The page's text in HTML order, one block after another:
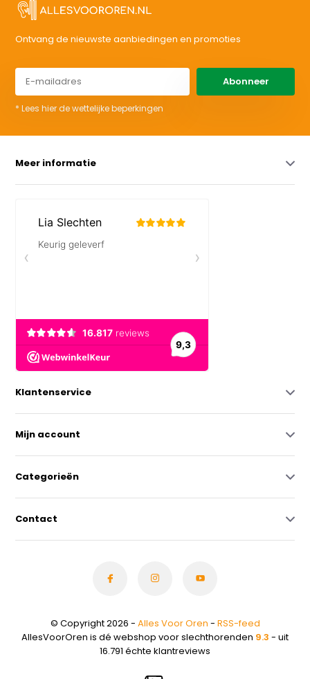
Ontvang de nieuwste aanbiedingen en promoties
Abonneer
* Lees hier de wettelijke beperkingen
Meer informatie
Klantenservice
Mijn account
Categorieën
Contact
© Copyright 2026 - Alles Voor Oren - RSS-feed
AllesVoorOren is dé webshop voor slechthorenden 9.3 - uit
16.791 échte klantreviews